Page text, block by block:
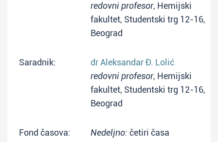
redovni profesor, Hemijski
fakultet, Studentski trg 12-16,
Beograd
Saradnik:
dr Aleksandar Đ. Lolić
redovni profesor, Hemijski
fakultet, Studentski trg 12-16,
Beograd
Fond časova: Nedeljno: četiri časa